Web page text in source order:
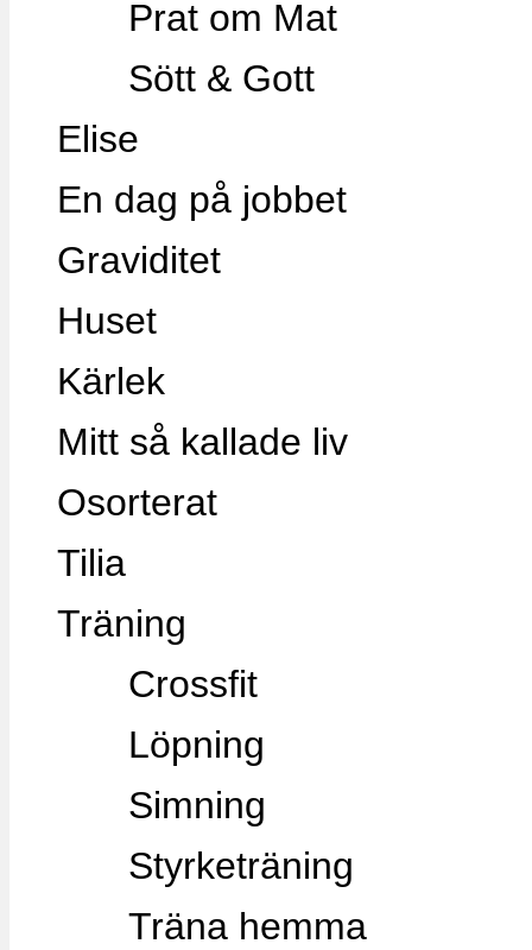
Prat om Mat
Sött & Gott
Elise
En dag på jobbet
Graviditet
Huset
Kärlek
Mitt så kallade liv
Osorterat
Tilia
Träning
Crossfit
Löpning
Simning
Styrketräning
Träna hemma